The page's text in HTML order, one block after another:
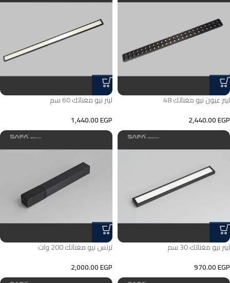
لينر عيون نيو مغناتك 48
2,440.00EGP
لينر نيو مغناتك 60 سم
1,440.00EGP
لينر نيو مغناتك 30 سم
970.00EGP
ترنس نيو مغناتك 200 وات
2,000.00EGP